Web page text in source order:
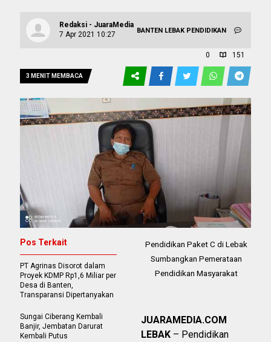
Redaksi - JuaraMedia
7 Apr 2021 10:27
BANTEN LEBAK PENDIDIKAN
0 151
3 MENIT MEMBACA
Pendidikan Paket C di Lebak
Sumbangkan Pemerataan
Pendidikan Masyarakat
JUARAMEDIA.COM
LEBAK – Pendidikan
Pos Terkait
PT Agrinas Disorot dalam
Proyek KDMP Rp1,6 Miliar per
Desa di Banten,
Transparansi Dipertanyakan
Sungai Ciberang Kembali
Banjir, Jembatan Darurat
Kembali Putus